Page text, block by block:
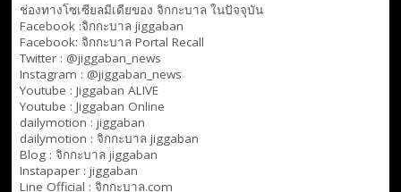
ช่องทางโซเซียลมีเดียของ จิกกะบาล ในปัจจุบัน
Facebook :จิกกะบาล jiggaban
Facebook: จิกกะบาล Portal Recall
Twitter : @jiggaban_news
Instagram : @jiggaban_news
Youtube : Jiggaban ALIVE
Youtube : Jiggaban Online
dailymotion : jiggaban
dailymotion : จิกกะบาล jiggaban
Blog : จิกกะบาล jiggaban
Instapaper : jiggaban
Line Official : จิกกะบาล.com